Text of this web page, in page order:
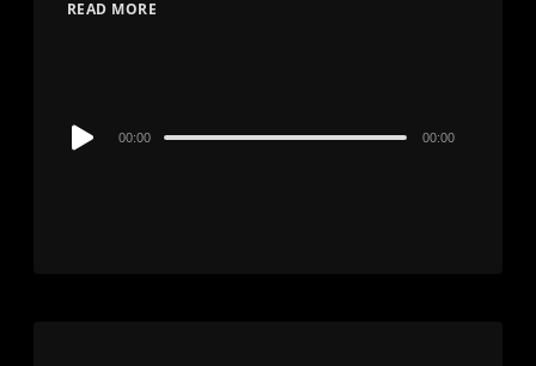
READ MORE
Audio
00:00 00:00